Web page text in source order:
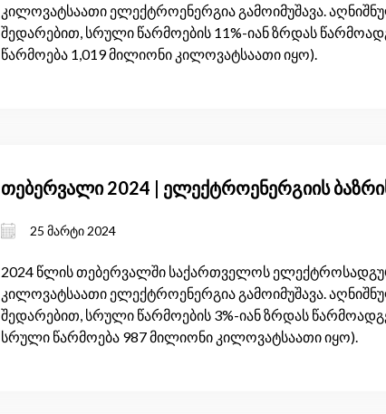
კილოვატსაათი ელექტროენერგია გამოიმუშავა.
შედარებით, სრული წარმოების 11%-იან ზრდას
წარმოება 1,019 მილიონი კილოვატსაათი იყო).
თებერვალი 2024 | ელექტროენერგიის
25 მარტი 2024
2024 წლის თებერვალში საქართველოს
კილოვატსაათი ელექტროენერგია გამოიმუშავა.
შედარებით, სრული წარმოების 3%-იან ზრდას
სრული წარმოება 987 მილიონი კილოვატსაათი იყო).